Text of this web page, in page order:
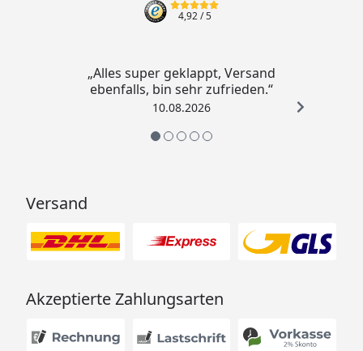
4,92/ 5
„Alles super geklappt, Versand
ebenfalls, bin sehr zufrieden.“
10.08.2026
Versand
Akzeptierte Zahlungsarten